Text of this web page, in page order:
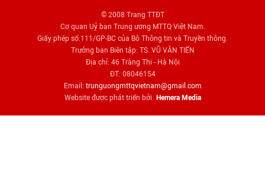
© 2008 Trang TTĐT
Cơ quan Uỷ ban Trung ương MTTQ Việt Nam.
Giấy phép số:111/GP-BC của Bộ Thông tin và Truyền thông.
Trưởng ban Biên tập: TS. VŨ VĂN TIẾN
Địa chỉ: 46 Tràng Thi - Hà Nội
ĐT: 08046154
Email: trunguongmttqvietnam@gmail.com
Website được phát triển bởi
Hemera Media